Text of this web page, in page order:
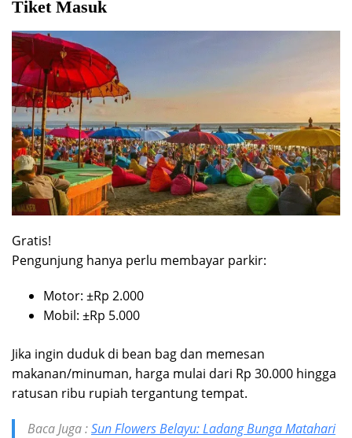
Tiket Masuk
Gratis!
Pengunjung hanya perlu membayar parkir:
Motor: ±Rp 2.000
Mobil: ±Rp 5.000
Jika ingin duduk di bean bag dan memesan
makanan/minuman, harga mulai dari Rp 30.000 hingga
ratusan ribu rupiah tergantung tempat.
Baca Juga :Sun Flowers Belayu: Ladang Bunga Matahari